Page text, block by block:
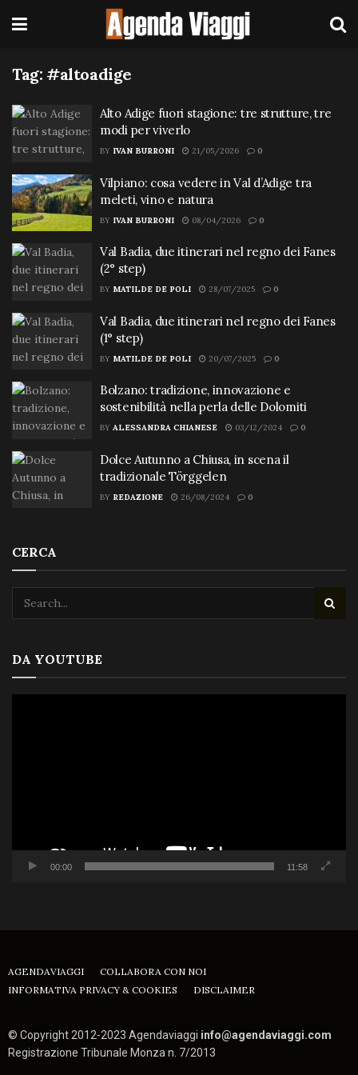
Tag: #altoadige
Alto Adige fuori stagione: tre strutture, tre
modi per viverlo
BY IVAN BURRONI 21/05/2026 0
Vilpiano: cosa vedere in Val d’Adige tra
meleti, vino e natura
BY IVAN BURRONI 08/04/2026 0
Val Badia, due itinerari nel regno dei Fanes
(2° step)
BY MATILDE DE POLI 28/07/2025 0
Val Badia, due itinerari nel regno dei Fanes
(1° step)
BY MATILDE DE POLI 20/07/2025 0
Bolzano: tradizione, innovazione e
sostenibilità nella perla delle Dolomiti
BY ALESSANDRA CHIANESE 03/12/2024 0
Dolce Autunno a Chiusa, in scena il
tradizionale Törggelen
BY REDAZIONE 26/08/2024 0
CERCA
DA YOUTUBE
00:00 11:58
AGENDAVIAGGI
COLLABORA CON NOI
INFORMATIVA PRIVACY & COOKIES
DISCLAIMER
© Copyright 2012-2023 Agendaviaggi info@agendaviaggi.com
Registrazione Tribunale Monza n. 7/2013